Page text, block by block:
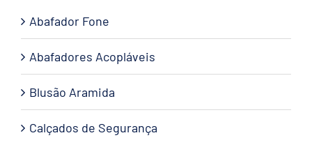
Abafador Fone
Abafadores Acopláveis
Blusão Aramida
Calçados de Segurança